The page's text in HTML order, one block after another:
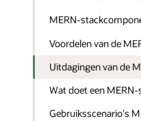
MERN-
Voordelen van de
Uitdagingen van de
Wat doet een
Gebruiksscenario's